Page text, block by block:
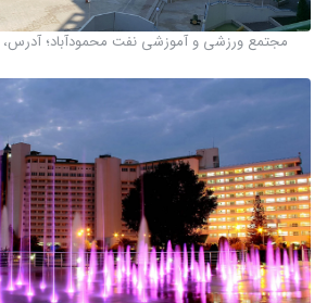
مجتمع ورزشی و آموزشی نفت محمودآباد؛